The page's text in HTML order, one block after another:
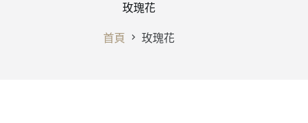
玫瑰花
首頁 玫瑰花